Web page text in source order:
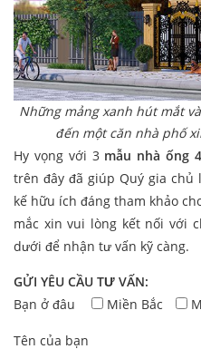
Những mảng xanh hút mắt
đến một căn nhà phố
Hy vọng với 3 mẫu nhà ống
trên đây đã giúp Quý gia
kế hữu ích đáng tham khảo
mắc xin vui lòng kết nối với
dưới để nhận tư vấn kỹ càng.
GỬI YÊU CẦU TƯ VẤN:
Bạn ở đâu
Miền Bắc
Tên của bạn